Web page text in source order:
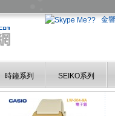
金
時鐘系列 SEIKO系列